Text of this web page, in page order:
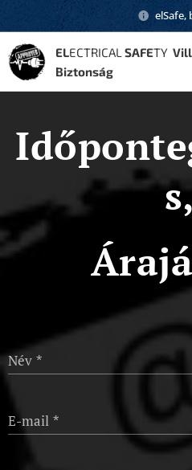
elSafe,
ELECTRICAL SAFETY
Biztonság
Név
E-mail